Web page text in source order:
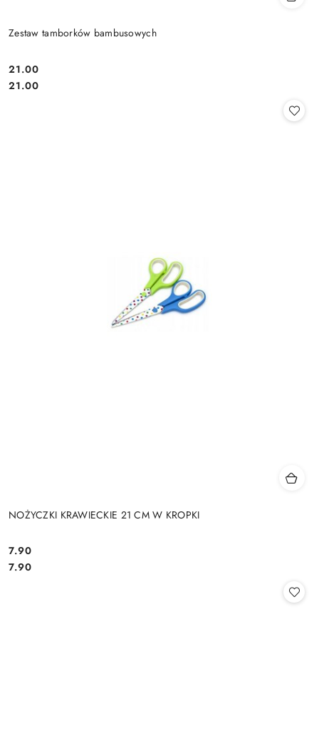
Zestaw tamborków bambusowych
Cena:
21.00
Cena:
21.00
NOŻYCZKI KRAWIECKIE 21 CM W KROPKI
Cena:
7.90
Cena:
7.90